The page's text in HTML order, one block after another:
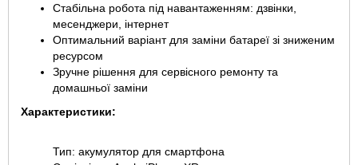
Стабільна робота під навантаженням: дзвінки,
месенджери, інтернет
Оптимальний варіант для заміни батареї зі зниженим
ресурсом
Зручне рішення для сервісного ремонту та
домашньої заміни
Характеристики:
Тип: акумулятор для смартфона